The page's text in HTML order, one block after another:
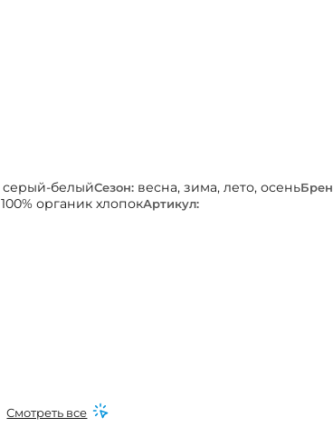
серый-белыйСезон: весна, зима, лето, осень
100% органик хлопокАртикул:
Смотреть все